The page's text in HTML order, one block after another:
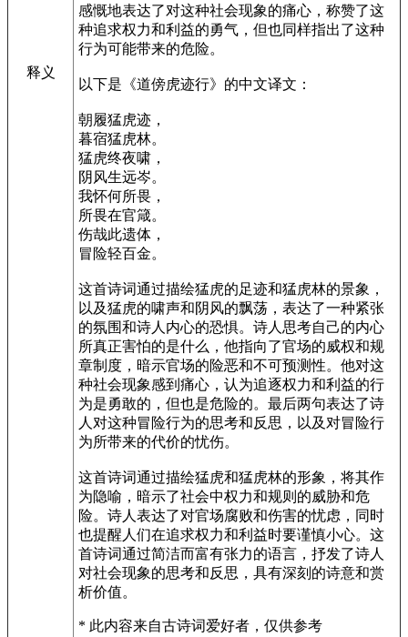
释义
感慨地表达了对这种社会现象的痛心，称赞了这
种追求权力和利益的勇气，但也同样指出了这种
行为可能带来的危险。
以下是《道傍虎迹行》的中文译文：
朝履猛虎迹，
暮宿猛虎林。
猛虎终夜啸，
阴风生远岑。
我怀何所畏，
所畏在官箴。
伤哉此遗体，
冒险轻百金。
这首诗词通过描绘猛虎的足迹和猛虎林的景象，
以及猛虎的啸声和阴风的飘荡，表达了一种紧张
的氛围和诗人内心的恐惧。诗人思考自己的内心
所真正害怕的是什么，他指向了官场的威权和规
章制度，暗示官场的险恶和不可预测性。他对这
种社会现象感到痛心，认为追逐权力和利益的行
为是勇敢的，但也是危险的。最后两句表达了诗
人对这种冒险行为的思考和反思，以及对冒险行
为所带来的代价的忧伤。
这首诗词通过描绘猛虎和猛虎林的形象，将其作
为隐喻，暗示了社会中权力和规则的威胁和危
险。诗人表达了对官场腐败和伤害的忧虑，同时
也提醒人们在追求权力和利益时要谨慎小心。这
首诗词通过简洁而富有张力的语言，抒发了诗人
对社会现象的思考和反思，具有深刻的诗意和赏
析价值。
* 此内容来自古诗词爱好者，仅供参考